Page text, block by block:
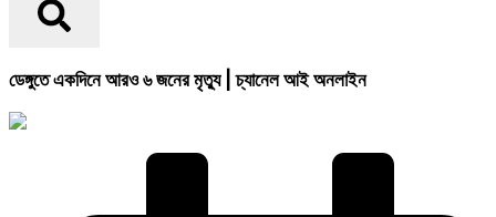
ডেঙ্গুতে একদিনে আরও ৬ জনের মৃত্যু | চ্যানেল আই অনলাইন